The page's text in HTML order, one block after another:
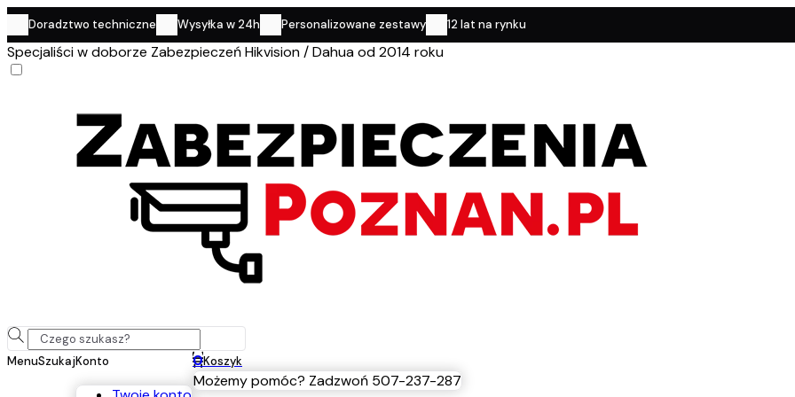
Doradztwo techniczne Wysyłka w 24h Personalizowane zestawy 12 lat na rynku
Specjaliści w doborze Zabezpieczeń Hikvision / Dahua od 2014 roku
MenuSzukajKonto 0Koszyk
Możemy pomóc? Zadzwoń 507-237-287